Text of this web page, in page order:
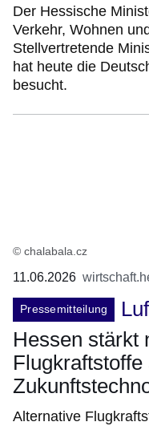
Der Hessische
Verkehr, Wohnen
Stellvertretende
hat heute die
besucht.
© chalabala.cz
11.06.2026
Pressemitteilung
Hessen stärkt
Flugkraftstoffe
Alternative